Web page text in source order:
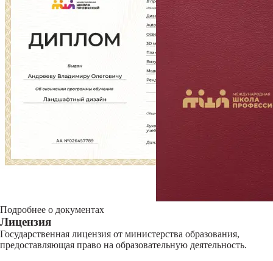
Подробнее о документах
Лицензия
Государственная лицензия от министерства образования,
предоставляющая право на образовательную деятельность.